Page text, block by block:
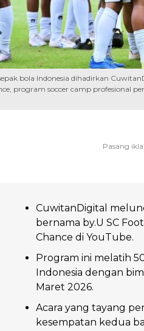
bola Indonesia dihadirkan
program soccer camp profesional
CuwitanDigital
bernama by.U SC
Chance di YouTube.
Program ini melatih
Indonesia dengan
Maret 2026.
Acara yang tayang
kesempatan kedua